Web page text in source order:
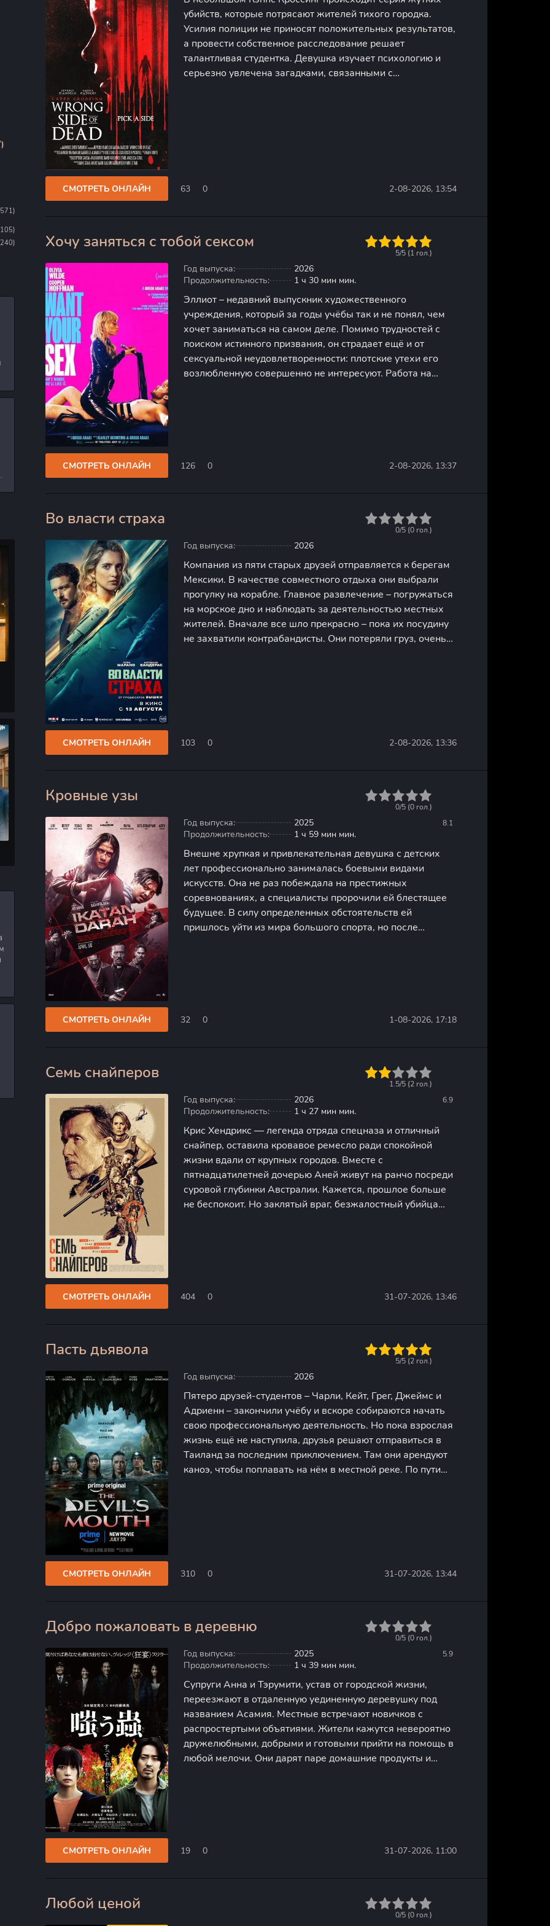
убийств, которые потрясают жителей тихого городка.
Усилия полиции не приносят положительных результатов,
а провести собственное расследование решает
талантливая студентка. Девушка изучает психологию и
серьезно увлечена загадками, связанными с
СМОТРЕТЬ ОНЛАЙН 63 0 2-08-2026, 13:54
Хочу заняться с тобой сексом
100
5/5 (1 гол.)
Год выпуска:
2026
Продолжительность:
1 ч 30 мин мин.
Эллиот – недавний выпускник художественного
учреждения, который за годы учёбы так и не понял, чем
хочет заниматься на самом деле. Помимо трудностей с
поиском истинного призвания, он страдает ещё и от
сексуальной неудовлетворенности: плотские утехи его
возлюбленную совершенно не интересуют. Работа на
СМОТРЕТЬ ОНЛАЙН 126 0 2-08-2026, 13:37
Во власти страха
0/5 (0 гол.)
Год выпуска: 2026
Компания из пяти старых друзей отправляется к берегам
Мексики. В качестве совместного отдыха они выбрали
прогулку на корабле. Главное развлечение – погружаться
на морское дно и наблюдать за деятельностью местных
жителей. Вначале все шло прекрасно – пока их посудину
не захватили контрабандисты. Они потеряли груз, очень
СМОТРЕТЬ ОНЛАЙН 103 0 2-08-2026, 13:36
Кровные узы
8.1
0/5 (0 гол.)
Год выпуска:
2025
Продолжительность:
1 ч 59 мин мин.
Внешне хрупкая и привлекательная девушка с детских
лет профессионально занималась боевыми видами
искусств. Она не раз побеждала на престижных
соревнованиях, а специалисты пророчили ей блестящее
будущее. В силу определенных обстоятельств ей
пришлось уйти из мира большого спорта, но после
СМОТРЕТЬ ОНЛАЙН 32 0 1-08-2026, 17:18
Семь снайперов
6.9
1.5/5 (2 гол.)
Год выпуска:
2026
Продолжительность:
1 ч 27 мин мин.
Крис Хендрикс — легенда отряда спецназа и отличный
снайпер, оставила кровавое ремесло ради спокойной
жизни вдали от крупных городов. Вместе с
пятнадцатилетней дочерью Аней живут на ранчо посреди
суровой глубинки Австралии. Кажется, прошлое больше
не беспокоит. Но заклятый враг, безжалостный убийца
СМОТРЕТЬ ОНЛАЙН 404 0 31-07-2026, 13:46
Пасть дьявола
5/5 (2 гол.)
Год выпуска: 2026
Пятеро друзей-студентов – Чарли, Кейт, Грег, Джеймс и
Адриенн – закончили учёбу и вскоре собираются начать
свою профессиональную деятельность. Но пока взрослая
жизнь ещё не наступила, друзья решают отправиться в
Таиланд за последним приключением. Там они арендуют
каноэ, чтобы поплавать на нём в местной реке. По пути
СМОТРЕТЬ ОНЛАЙН 310 0 31-07-2026, 13:44
Добро пожаловать в деревню
5.9
0
0/5 (0 гол.)
Год выпуска:
2025
Продолжительность:
1 ч 39 мин мин.
Супруги Анна и Тэрумити, устав от городской жизни,
переезжают в отдаленную уединенную деревушку под
названием Асамия. Местные встречают новичков с
распростертыми объятиями. Жители кажутся невероятно
дружелюбными, добрыми и готовыми прийти на помощь в
любой мелочи. Они дарят паре домашние продукты и
СМОТРЕТЬ ОНЛАЙН 19 0 31-07-2026, 11:00
Любой ценой
0/5 (0 гол.)